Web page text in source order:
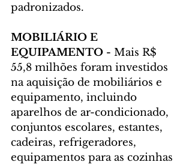
padronizados.
MOBILIÁRIO E
EQUIPAMENTO - Mais R$
55,8 milhões foram investidos
na aquisição de mobiliários e
equipamento, incluindo
aparelhos de ar-condicionado,
conjuntos escolares, estantes,
cadeiras, refrigeradores,
equipamentos para as cozinhas